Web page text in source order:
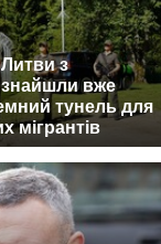
з
вже
тунель для
мігрантів